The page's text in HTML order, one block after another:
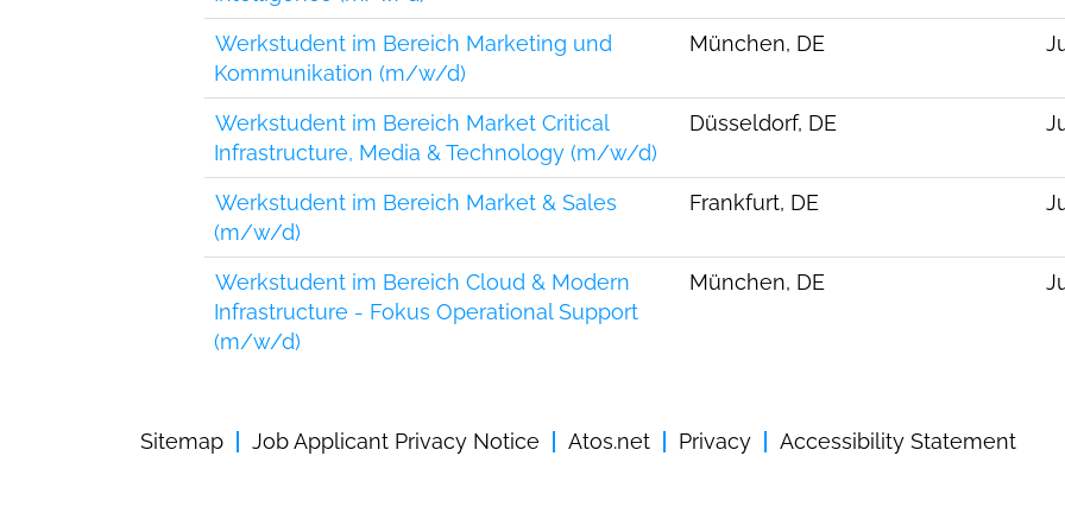
Werkstudent im Bereich Marketing und
Kommunikation (m/w/d)
München, DE
Werkstudent im Bereich Market Critical
Infrastructure, Media & Technology (m/w/d)
Düsseldorf, DE
Werkstudent im Bereich Market & Sales
(m/w/d)
Frankfurt, DE
Werkstudent im Bereich Cloud & Modern
Infrastructure - Fokus Operational Support
(m/w/d)
München, DE
Sitemap Job Applicant Privacy Notice Atos.net Privacy Accessibility Statement